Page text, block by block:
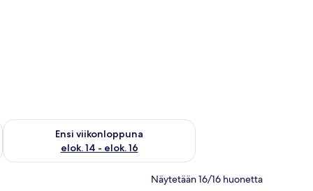
7 - elok. 9
Ensi viikonloppuna
elok. 14 - elok. 16
Tarkista ensi viikonlopun saatavuus elok. 14 - elok. 16
Näytetään 16/16 huonetta